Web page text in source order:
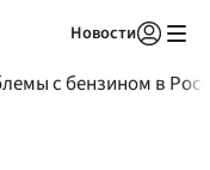
Новости
с бензином в